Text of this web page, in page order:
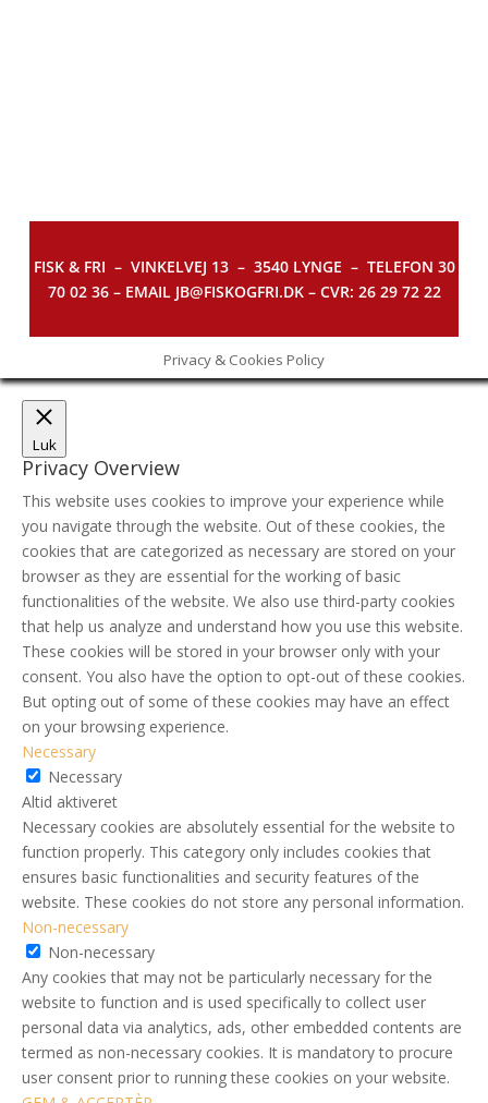
FISK & FRI – VINKELVEJ 13 – 3540 LYNGE – TELEFON 30
70 02 36 – EMAIL JB@FISKOGFRI.DK – CVR: 26 29 72 22
Privacy & Cookies Policy
Luk
Privacy Overview
This website uses cookies to improve your experience while
you navigate through the website. Out of these cookies, the
cookies that are categorized as necessary are stored on your
browser as they are essential for the working of basic
functionalities of the website. We also use third-party cookies
that help us analyze and understand how you use this website.
These cookies will be stored in your browser only with your
consent. You also have the option to opt-out of these cookies.
But opting out of some of these cookies may have an effect
on your browsing experience.
Necessary
Necessary
Altid aktiveret
Necessary cookies are absolutely essential for the website to
function properly. This category only includes cookies that
ensures basic functionalities and security features of the
website. These cookies do not store any personal information.
Non-necessary
Non-necessary
Any cookies that may not be particularly necessary for the
website to function and is used specifically to collect user
personal data via analytics, ads, other embedded contents are
termed as non-necessary cookies. It is mandatory to procure
user consent prior to running these cookies on your website.